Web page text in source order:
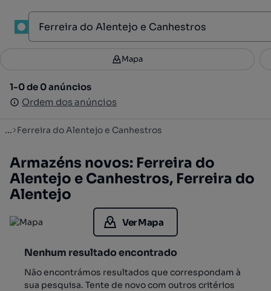
Filtros 3
1-0 de 0 anúncios
Ordem dos anúncios
Mapa
1-0 de 0 anúncios
Ordem dos anúncios
... Ferreira do Alentejo e Canhestros
Armazéns novos: Ferreira do
Alentejo e Canhestros, Ferreira do
Alentejo
Ver Mapa
Nenhum resultado encontrado
Não encontrámos resultados que correspondam à
sua pesquisa. Tente de novo com outros critérios